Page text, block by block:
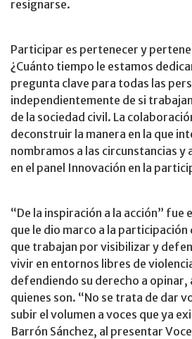
resignarse.
Participar es pertenecer y
¿Cuánto tiempo le estamos
pregunta clave para todas las
independientemente de si
de la sociedad civil. La
deconstruir la manera en la que
nombramos a las circunstancias y
en el panel Innovación en la
“De la inspiración a la acción” fue
que le dio marco a la
que trabajan por visibilizar y
vivir en entornos libres de
defendiendo su derecho a opinar,
quienes son. “No se trata de dar
subir el volumen a voces que ya
Barrón Sánchez, al presentar